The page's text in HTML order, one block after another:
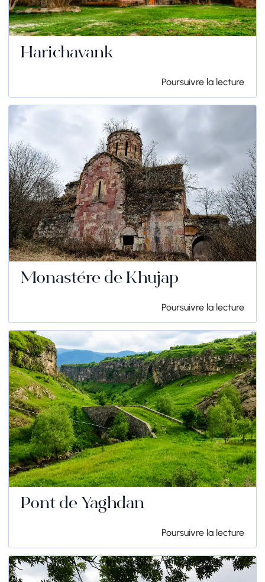
Harichavank
Poursuivre la lecture
Monastère de Khujap
Poursuivre la lecture
Pont de Yaghdan
Poursuivre la lecture